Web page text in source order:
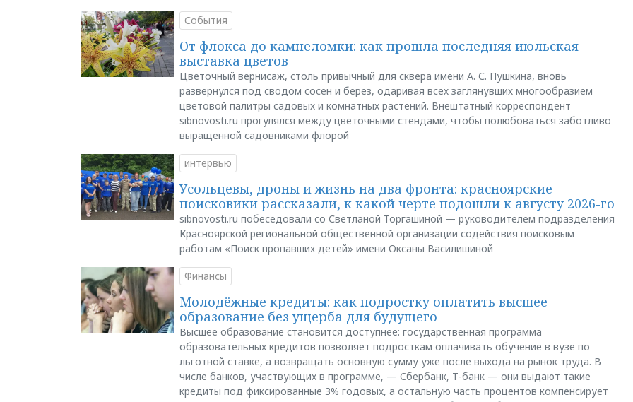
События
От флокса до камнеломки: как прошла последняя июльская
выставка цветов
Цветочный вернисаж, столь привычный для сквера имени А. С. Пушкина, вновь
развернулся под сводом сосен и берёз, одаривая всех заглянувших многообразием
цветовой палитры садовых и комнатных растений. Внештатный корреспондент
sibnovosti.ru прогулялся между цветочными стендами, чтобы полюбоваться заботливо
выращенной садовниками флорой
интервью
Усольцевы, дроны и жизнь на два фронта: красноярские
поисковики рассказали, к какой черте подошли к августу 2026-го
sibnovosti.ru побеседовали со Светланой Торгашиной — руководителем подразделения
Красноярской региональной общественной организации содействия поисковым
работам «Поиск пропавших детей» имени Оксаны Василишиной
Финансы
Молодёжные кредиты: как подростку оплатить высшее
образование без ущерба для будущего
Высшее образование становится доступнее: государственная программа
образовательных кредитов позволяет подросткам оплачивать обучение в вузе по
льготной ставке, а возвращать основную сумму уже после выхода на рынок труда. В
числе банков, участвующих в программе, — Сбербанк, Т-банк — они выдают такие
кредиты под фиксированные 3% годовых, а остальную часть процентов компенсирует